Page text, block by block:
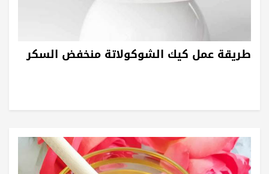
طريقة عمل كيك الشوكولاتة منخفض السكر